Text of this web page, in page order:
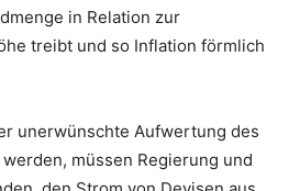
in Relation zur
treibt und so Inflation förmlich
unerwünschte Aufwertung des
müssen Regierung und